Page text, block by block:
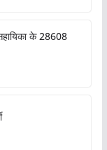
के 28608